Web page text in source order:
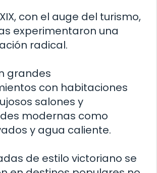
con el auge del turismo,
experimentaron una
radical.
grandes
con habitaciones
salones y
modernas como
y agua caliente.
de estilo victoriano se